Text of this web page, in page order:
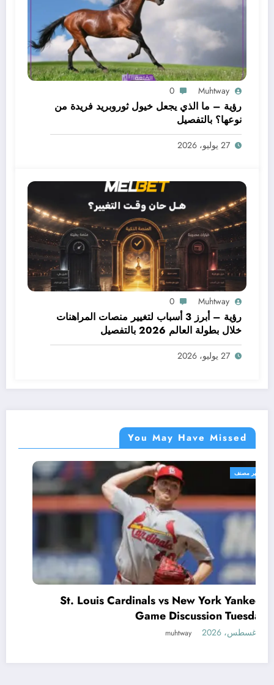
Muhtway
0
رؤية – ما الذي يجعل خيول ثوروبريد فريدة من
نوعها؟ بالتفصيل
27 يوليو، 2026
Muhtway
0
رؤية – أبرز 3 أسباب لتغيير منصات المراهنات
خلال بطولة العالم 2026 بالتفصيل
27 يوليو، 2026
You May Have Missed
غير مصنف
St. Louis Cardinals vs New York Yankees
Game Discussion Tuesday
5 أغسطس، 2026 muhtway